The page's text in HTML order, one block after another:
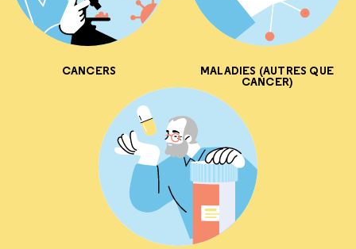
CANCERS MALADIES (AUTRES QUE
CANCER)